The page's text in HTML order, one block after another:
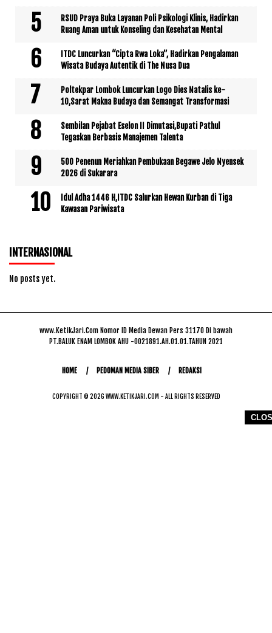
RSUD Praya Buka Layanan Poli Psikologi Klinis, Hadirkan
Ruang Aman untuk Konseling dan Kesehatan Mental
ITDC Luncurkan “Cipta Rwa Loka”, Hadirkan Pengalaman
Wisata Budaya Autentik di The Nusa Dua
Poltekpar Lombok Luncurkan Logo Dies Natalis ke-
10,Sarat Makna Budaya dan Semangat Transformasi
Sembilan Pejabat Eselon II Dimutasi,Bupati Pathul
Tegaskan Berbasis Manajemen Talenta
500 Penenun Meriahkan Pembukaan Begawe Jelo Nyensek
2026 di Sukarara
Idul Adha 1446 H,ITDC Salurkan Hewan Kurban di Tiga
Kawasan Pariwisata
INTERNASIONAL
No posts yet.
www.KetikJari.Com Nomor ID Media Dewan Pers 31170 Di bawah
PT.BALUK ENAM LOMBOK AHU -0021891.AH.01.01.TAHUN 2021
HOME PEDOMAN MEDIA SIBER REDAKSI
COPYRIGHT © 2026 WWW.KETIKJARI.COM - ALL RIGHTS RESERVED